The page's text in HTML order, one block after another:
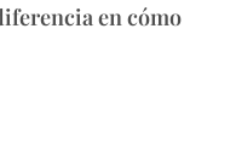
en cómo